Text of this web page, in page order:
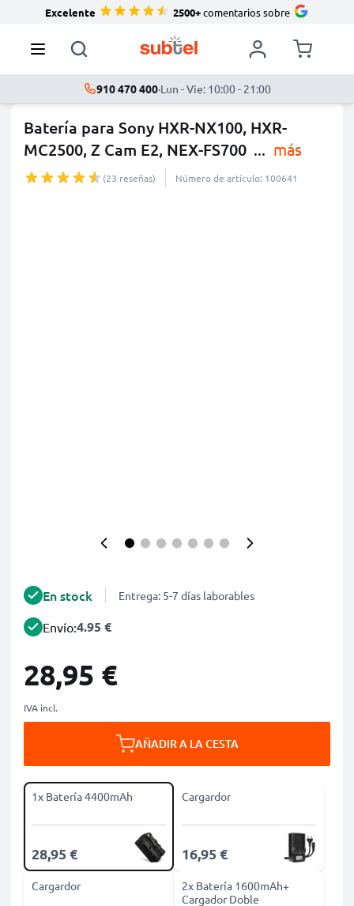
Excelente 2500+comentarios sobre
910 470 400·Lun - Vie: 10:00 - 21:00
Batería para Sony HXR-NX100, HXR-
MC2500, Z Cam E2, NEX-FS700 ... más
(23 reseñas) Número de artículo: 100641
En stock Entrega: 5-7 días laborables
Envío:4.95 €
28,95 €
IVA incl.
AÑADIR A LA CESTA
1x Batería 4400mAh
28,95 €
Cargardor
16,95 €
Cargardor
2x Batería 1600mAh+
Cargador Doble